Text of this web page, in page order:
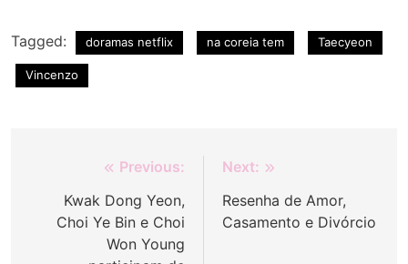
Tagged: doramas netflix na coreia tem Taecyeon
Vincenzo
Navegação
Post
Previous:
Kwak Dong Yeon,
Choi Ye Bin e Choi
Won Young
Next:
Resenha de Amor,
Casamento e Divórcio